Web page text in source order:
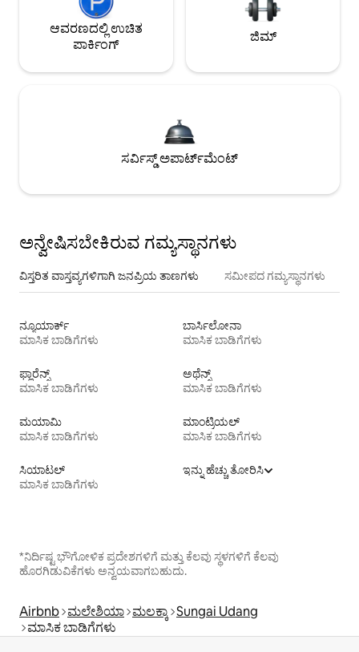
ಆವರಣದಲ್ಲಿ ಉಚಿತ
ಪಾರ್ಕಿಂಗ್
ಜಿಮ್
ಸರ್ವಿಸ್ಡ್ ಅಪಾರ್ಟ್‌ಮೆಂಟ್
ಅನ್ವೇಷಿಸಬೇಕಿರುವ ಗಮ್ಯಸ್ಥಾನಗಳು
ವಿಸ್ತರಿತ ವಾಸ್ತವ್ಯಗಳಿಗಾಗಿ ಜನಪ್ರಿಯ ತಾಣಗಳು ಸಮೀಪದ ಗಮ್ಯಸ್ಥಾನಗಳು
ನ್ಯೂಯಾರ್ಕ್
ಮಾಸಿಕ ಬಾಡಿಗೆಗಳು
ಬಾರ್ಸಿಲೋನಾ
ಮಾಸಿಕ ಬಾಡಿಗೆಗಳು
ಫ್ಲಾರೆನ್ಸ್
ಮಾಸಿಕ ಬಾಡಿಗೆಗಳು
ಅಥೆನ್ಸ್
ಮಾಸಿಕ ಬಾಡಿಗೆಗಳು
ಮಯಾಮಿ
ಮಾಸಿಕ ಬಾಡಿಗೆಗಳು
ಮಾಂಟ್ರಿಯಲ್
ಮಾಸಿಕ ಬಾಡಿಗೆಗಳು
ಸಿಯಾಟಲ್
ಮಾಸಿಕ ಬಾಡಿಗೆಗಳು
ಇನ್ನು ಹೆಚ್ಚು ತೋರಿಸಿ
*ನಿರ್ದಿಷ್ಟ ಭೌಗೋಳಿಕ ಪ್ರದೇಶಗಳಿಗೆ ಮತ್ತು ಕೆಲವು ಸ್ಥಳಗಳಿಗೆ ಕೆಲವು
ಹೊರಗಿಡುವಿಕೆಗಳು ಅನ್ವಯವಾಗಬಹುದು.
Airbnb ಮಲೇಶಿಯಾ ಮಲಕ್ಕಾ Sungai Udang
ಮಾಸಿಕ ಬಾಡಿಗೆಗಳು